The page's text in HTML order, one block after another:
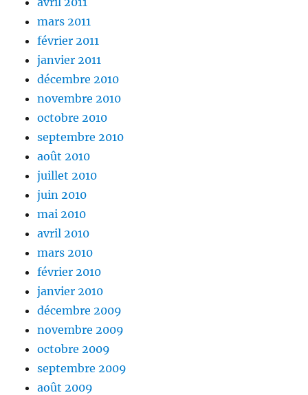
mars 2011
février 2011
janvier 2011
décembre 2010
novembre 2010
octobre 2010
septembre 2010
août 2010
juillet 2010
juin 2010
mai 2010
avril 2010
mars 2010
février 2010
janvier 2010
décembre 2009
novembre 2009
octobre 2009
septembre 2009
août 2009